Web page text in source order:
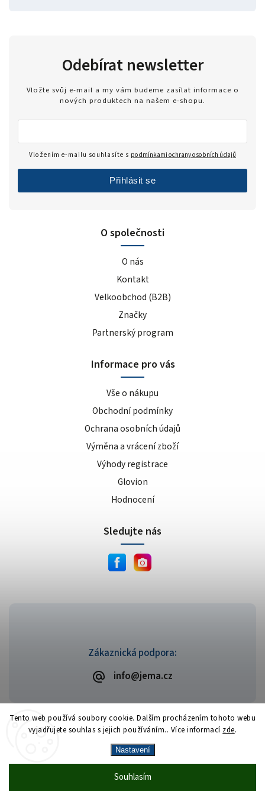
Tento web používá soubory cookie. Dalším procházením tohoto webu
vyjadřujete souhlas s jejich používáním.. Více informací zde.
Nastavení
Souhlasím
Vrácení zboží zdarma— celý srpen bez
Zákaznická podpora:
info@jema.cz
O společnosti
O nás
Kontakt
Velkoobchod (B2B)
Značky
Partnerský program
Informace pro vás
Vše o nákupu
Obchodní podmínky
Ochrana osobních údajů
Výměna a vrácení zboží
Výhody registrace
Glovion
Hodnocení
Odebírat newsletter
Vložte svůj e-mail a my vám budeme zasílat informace o
nových produktech na našem e-shopu.
Vložením e-mailu souhlasíte s podmínkami ochrany osobních údajů
Přihlásit se
Sledujte nás
Copyright 2026JEMA.cz. Všechna práva vyhrazena.
VytvořilShoptet| Design